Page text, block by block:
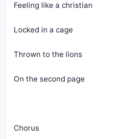
Feeling like a christian
Locked in a cage
Thrown to the lions
On the second page
Chorus